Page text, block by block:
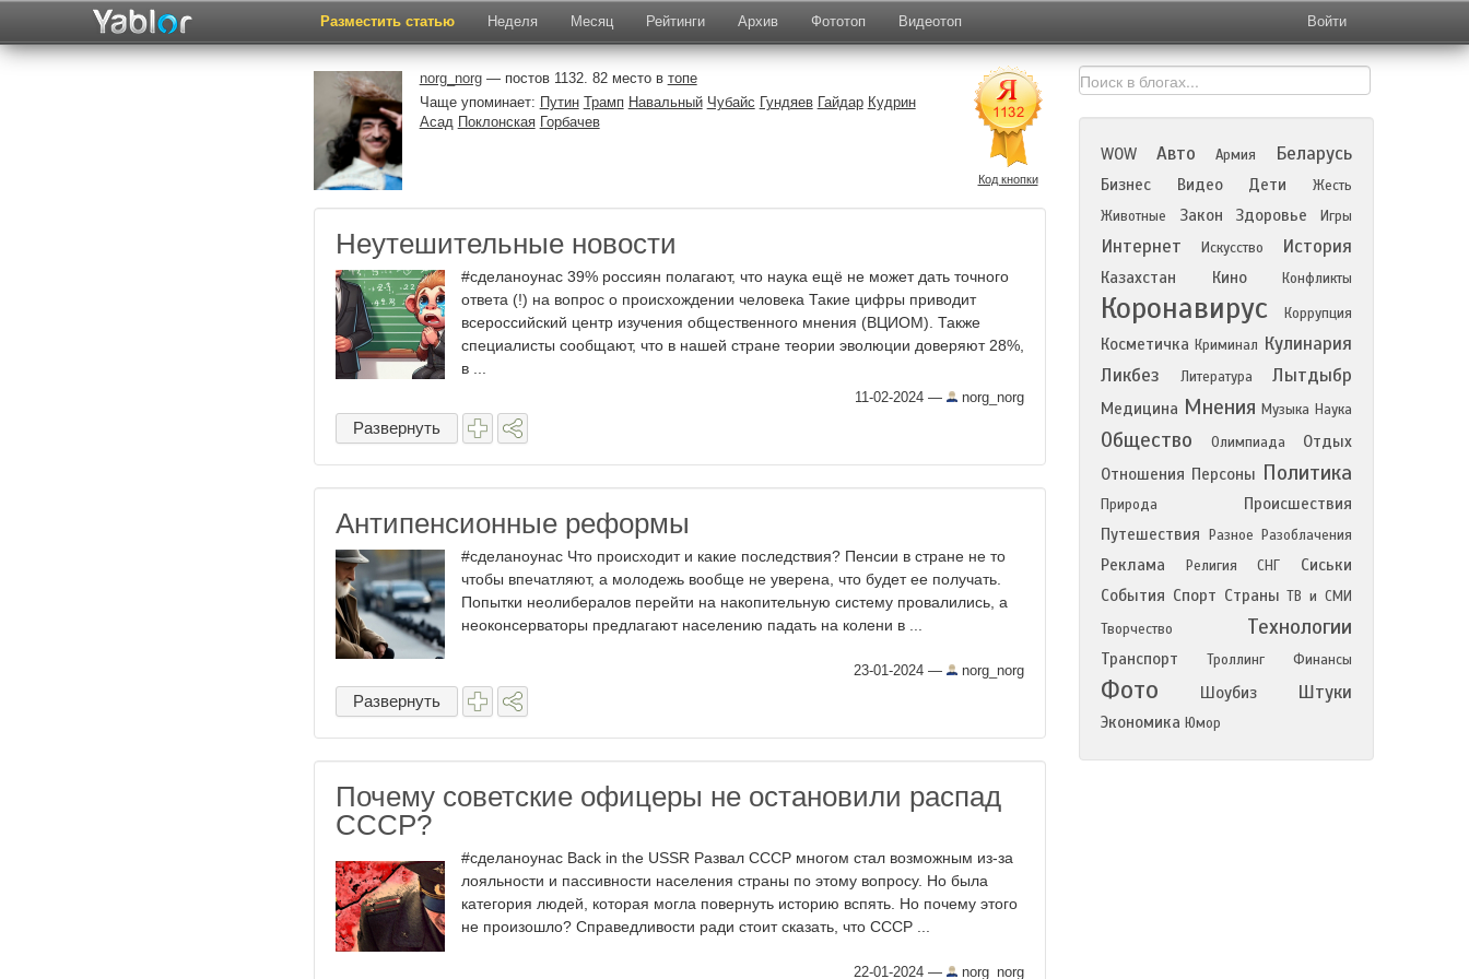
Разместить статью Неделя Месяц Рейтинги Архив Фототоп Видеотоп Войти
norg_norg— постов 1132. 82 место в топе
Чаще упоминает: Путин Трамп Навальный Чубайс Гундяев Гайдар Кудрин
Асад Поклонская Горбачев
Код кнопки
Неутешительные новости
#сделаноунас 39% россиян полагают, что наука ещё не может дать точного
ответа (!) на вопрос о происхождении человека Такие цифры приводит
всероссийский центр изучения общественного мнения (ВЦИОМ). Также
специалисты сообщают, что в нашей стране теории эволюции доверяют 28%,
в ...
11-02-2024 — norg_norg
Развернуть
Антипенсионные реформы
#сделаноунас Что происходит и какие последствия? Пенсии в стране не то
чтобы впечатляют, а молодежь вообще не уверена, что будет ее получать.
Попытки неолибералов перейти на накопительную систему провалились, а
неоконсерваторы предлагают населению падать на колени в ...
23-01-2024 — norg_norg
Развернуть
Почему советские офицеры не остановили распад
СССР?
#сделаноунас Back in the USSR Развал СССР многом стал возможным из-за
лояльности и пассивности населения страны по этому вопросу. Но была
категория людей, которая могла повернуть историю вспять. Но почему этого
не произошло? Справедливости ради стоит сказать, что СССР ...
22-01-2024 — norg_norg
WOW Авто Армия Беларусь
Бизнес Видео Дети
Жесть
Животные
Закон Здоровье Игры
Интернет Искусство История
Казахстан Кино Конфликты
Коронавирус Коррупция
Косметичка Криминал Кулинария
Ликбез
Литература Лытдыбр
Медицина Мнения Музыка Наука
Общество Олимпиада
Отдых
Отношения Персоны Политика
Природа
Происшествия
Путешествия
Разное Разоблачения
Реклама Религия СНГ
Сиськи
События Спорт Страны ТВ и СМИ
Творчество
Технологии
Транспорт Троллинг Финансы
Фото Шоубиз Штуки
Экономика Юмор